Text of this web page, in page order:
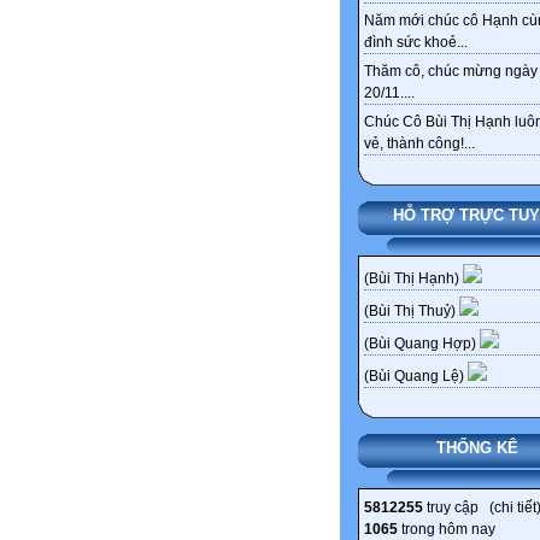
Năm mới chúc cô Hạnh
đình sức khoẻ...
Thăm cô, chúc mừng ngày
20/11....
Chúc Cô Bùi Thị Hạnh
vẻ, thành công!...
HỖ TRỢ TRỰC
(Bùi Thị Hạnh)
(Bùi Thị Thuỷ)
(Bùi Quang Hợp)
(Bùi Quang Lệ)
THỐNG KÊ
5812255 truy cập (chi tiết)
1065 trong hôm nay